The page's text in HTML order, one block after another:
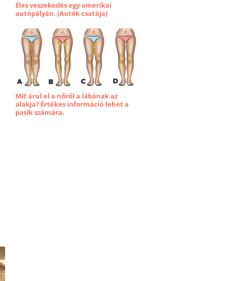
Éles veszekedés egy amerikai
autópályán. (Autók csatája)
Mit árul el a nőről a lábának az
alakja? Értékes információ lehet a
pasik számára.